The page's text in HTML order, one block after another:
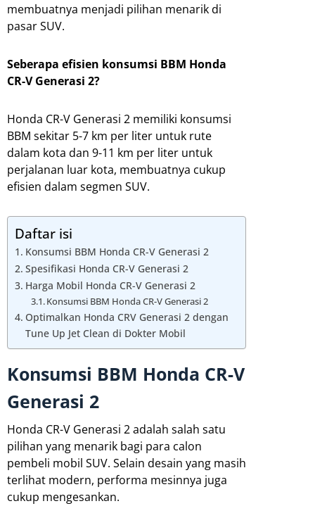
membuatnya menjadi pilihan menarik di
pasar SUV.
Seberapa efisien konsumsi BBM Honda
CR-V Generasi 2?
Honda CR-V Generasi 2 memiliki konsumsi
BBM sekitar 5-7 km per liter untuk rute
dalam kota dan 9-11 km per liter untuk
perjalanan luar kota, membuatnya cukup
efisien dalam segmen SUV.
Daftar isi
Konsumsi BBM Honda CR-V Generasi 2
Spesifikasi Honda CR-V Generasi 2
Harga Mobil Honda CR-V Generasi 2
Konsumsi BBM Honda CR-V Generasi 2
Optimalkan Honda CRV Generasi 2 dengan
Tune Up Jet Clean di Dokter Mobil
Konsumsi BBM Honda CR-V
Generasi 2
Honda CR-V Generasi 2 adalah salah satu
pilihan yang menarik bagi para calon
pembeli mobil SUV. Selain desain yang masih
terlihat modern, performa mesinnya juga
cukup mengesankan.